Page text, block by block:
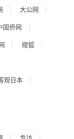
大公网
国侨网
搜狐
观日本
专访